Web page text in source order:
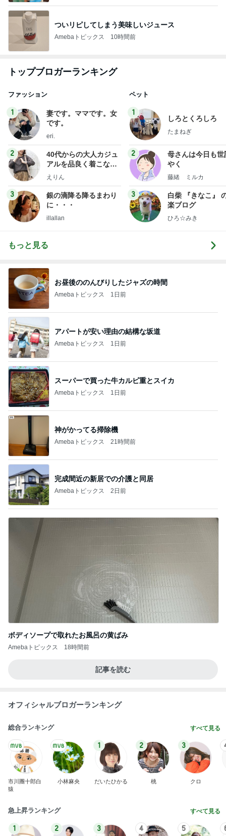
ついリピしてしまう美味しいジュース
Amebaトピックス 10時間前
トップブロガーランキング
ファッション
1
妻です。ママです。女
です。
eri.
2
40代からの大人カジュ
アルを品良く着こなす
ファッションブログ
えりん
3
銀の滴降る降るまわり
に・・・
illallan
ペット
1
しろとくろしろ
たまねぎ
2
母さんは今日も世
やく
藤緒 ミルカ
3
白柴 『きなこ』
楽ブログ
ひろ☆みき
もっと見る
お昼後ののんびりしたジャズの時間
Amebaトピックス 1日前
アパートが安い理由の結構な坂道
Amebaトピックス 1日前
スーパーで買った牛カルビ重とスイカ
Amebaトピックス 1日前
神がかってる掃除機
Amebaトピックス 21時間前
完成間近の新居での介護と同居
Amebaトピックス 2日前
ボディソープで取れたお風呂の黄ばみ
Amebaトピックス 18時間前
記事を読む
オフィシャルブロガーランキング
総合ランキング すべて見る
市川團十郎白
猿
小林麻央
1
だいたひかる
2
桃
3
クロ
急上昇ランキング すべて見る
1 2 3 4 5